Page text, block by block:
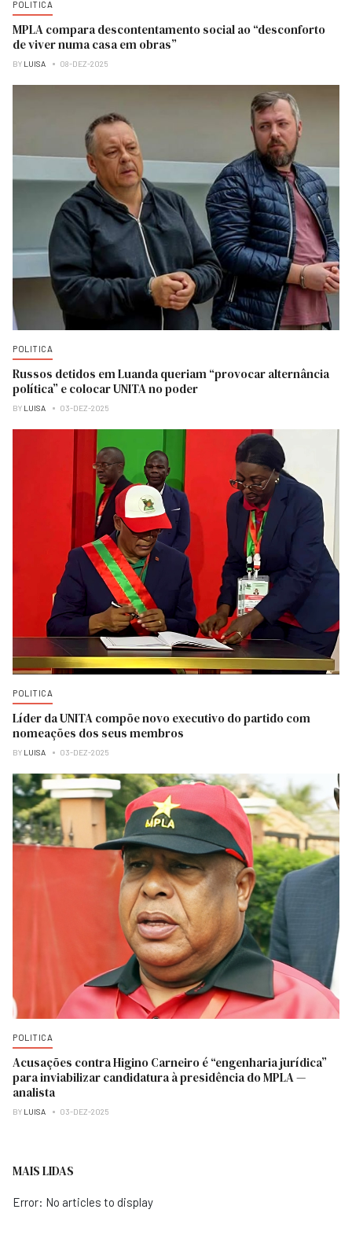
POLITICA
MPLA compara descontentamento social ao “desconforto
de viver numa casa em obras”
BY LUISA 08-DEZ-2025
POLITICA
Russos detidos em Luanda queriam “provocar alternância
política” e colocar UNITA no poder
BY LUISA 03-DEZ-2025
POLITICA
Líder da UNITA compõe novo executivo do partido com
nomeações dos seus membros
BY LUISA 03-DEZ-2025
POLITICA
Acusações contra Higino Carneiro é “engenharia jurídica”
para inviabilizar candidatura à presidência do MPLA —
analista
BY LUISA 03-DEZ-2025
MAIS LIDAS
Error: No articles to display